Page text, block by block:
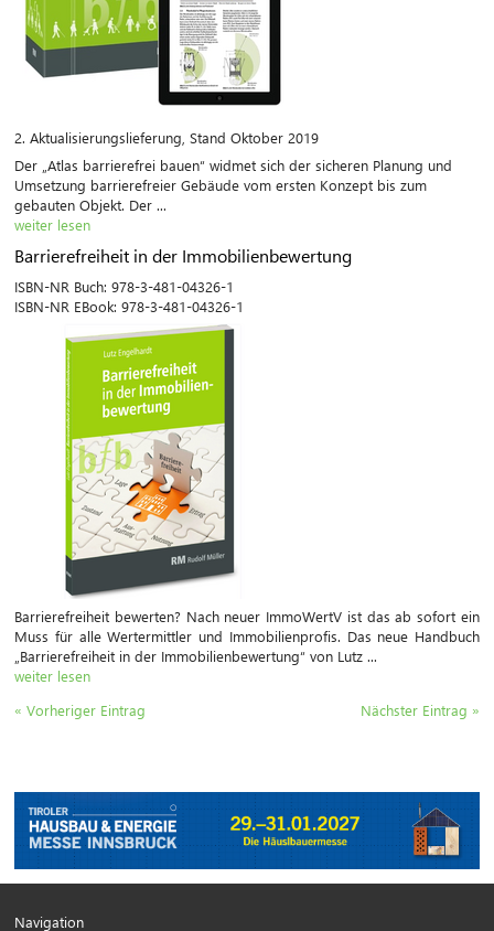
2. Aktualisierungslieferung, Stand Oktober 2019
Der „Atlas barrierefrei bauen“ widmet sich der sicheren Planung und
Umsetzung barrierefreier Gebäude vom ersten Konzept bis zum
gebauten Objekt. Der ...
weiter lesen
Barrierefreiheit in der Immobilienbewertung
ISBN-NR Buch: 978-3-481-04326-1
ISBN-NR EBook: 978-3-481-04326-1
Barrierefreiheit bewerten? Nach neuer ImmoWertV ist das ab sofort ein
Muss für alle Wertermittler und Immobilienprofis. Das neue Handbuch
„Barrierefreiheit in der Immobilienbewertung“ von Lutz ...
weiter lesen
« Vorheriger Eintrag
Nächster Eintrag »
Navigation